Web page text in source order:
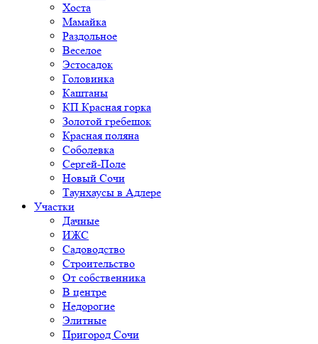
Хоста
Мамайка
Раздольное
Веселое
Эстосадок
Головинка
Каштаны
КП Красная горка
Золотой гребешок
Красная поляна
Соболевка
Сергей-Поле
Новый Сочи
Таунхаусы в Адлере
Участки
Дачные
ИЖС
Садоводство
Строительство
От собственника
В центре
Недорогие
Элитные
Пригород Сочи